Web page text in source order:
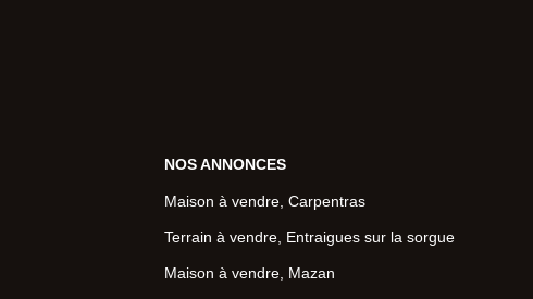
NOS ANNONCES
Maison à vendre, Carpentras
Terrain à vendre, Entraigues sur la sorgue
Maison à vendre, Mazan